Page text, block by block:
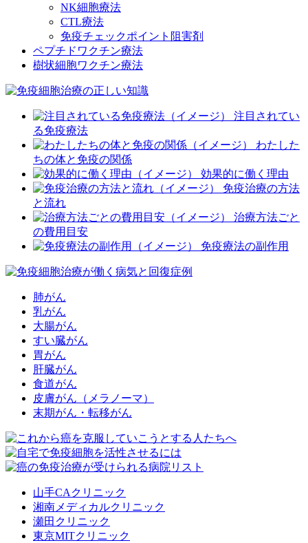
NK細胞療法
CTL療法
免疫チェックポイント阻害剤
ペプチドワクチン療法
樹状細胞ワクチン療法
注目されてい
る免疫療法
わたした
ちの体と免疫の関係
効果的に働く理由
免疫治療の方法
と流れ
治療方法ごと
の費用目安
免疫療法の副作用
肺がん
乳がん
大腸がん
すい臓がん
胃がん
肝臓がん
食道がん
皮膚がん（メラノーマ）
末期がん・転移がん
山手CAクリニック
湘南メディカルクリニック
瀬田クリニック
東京MITクリニック